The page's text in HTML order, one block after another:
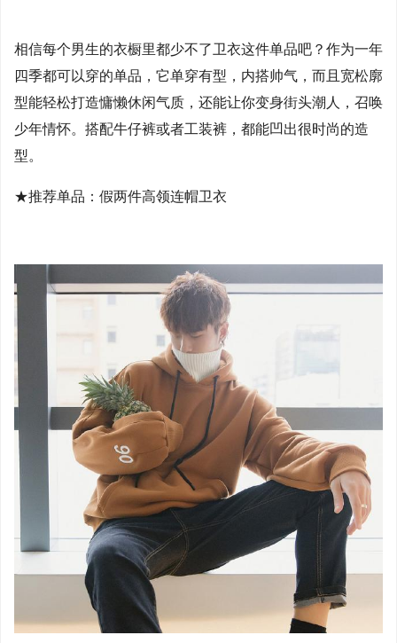
相信每个男生的衣橱里都少不了卫衣这件单品吧？作为一年
四季都可以穿的单品，它单穿有型，内搭帅气，而且宽松廓
型能轻松打造慵懒休闲气质，还能让你变身街头潮人，召唤
少年情怀。搭配牛仔裤或者工装裤，都能凹出很时尚的造
型。
★推荐单品：假两件高领连帽卫衣